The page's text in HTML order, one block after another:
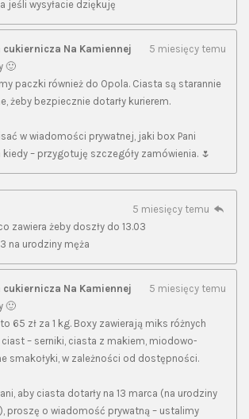
jeśli wysyłacie dziękuję
cukiernicza Na Kamiennej
5 miesięcy temu
🙂
paczki również do Opola. Ciasta są starannie
żeby bezpiecznie dotarły kurierem.
w wiadomości prywatnej, jaki box Pani
kiedy – przygotuję szczegóły zamówienia. 🌷
5 miesięcy temu
zawiera żeby doszły do 13.03
na urodziny męża
cukiernicza Na Kamiennej
5 miesięcy temu
🙂
65 zł za 1 kg. Boxy zawierają miks różnych
– serniki, ciasta z makiem, miodowo-
smakołyki, w zależności od dostępności.
aby ciasta dotarły na 13 marca (na urodziny
proszę o wiadomość prywatną – ustalimy